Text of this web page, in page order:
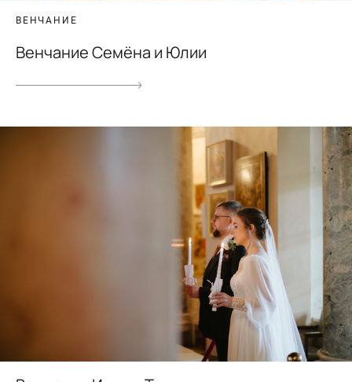
ВЕНЧАНИЕ
Венчание Семёна и Юлии